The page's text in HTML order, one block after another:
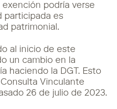
podría verse
participada es
patrimonial.
al inicio de este
un cambio en la
haciendo la DGT. Esto
Vinculante
26 de julio de 2023.